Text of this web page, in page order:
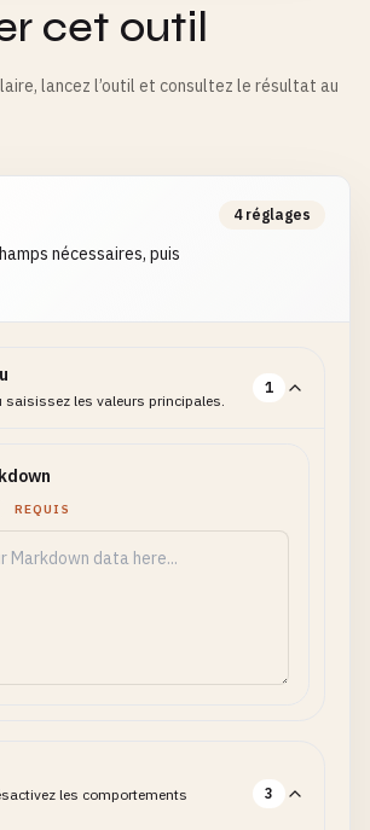
cet outil
lancez l’outil et consultez le résultat au
nécessaires, puis
4 réglages
saisissez les valeurs principales.
1
REQUIS
les comportements
3